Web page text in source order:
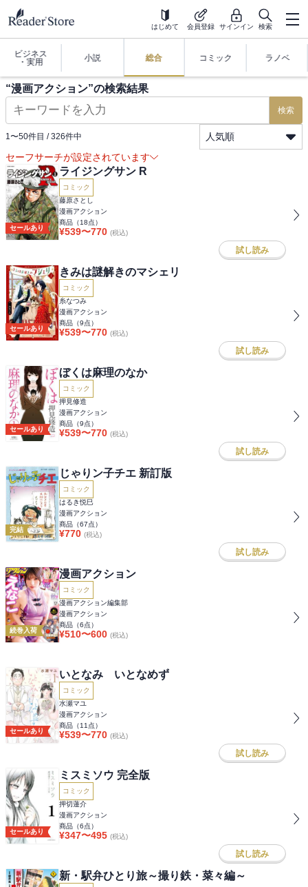
はじめて 会員登録 サインイン 検索
ビジネス
・実用
小説 総合 コミック ラノベ
“漫画アクション”の検索結果
検索
1〜50件目 / 326件中
人気順
セーフサーチが設定されています
セールあり
ライジングサン R
コミック
藤原さとし
漫画アクション
商品（18点）
¥539〜770 (税込)
試し読み
セールあり
きみは謎解きのマシェリ
コミック
糸なつみ
漫画アクション
商品（9点）
¥539〜770 (税込)
試し読み
セールあり
ぼくは麻理のなか
コミック
押見修造
漫画アクション
商品（9点）
¥539〜770 (税込)
試し読み
完結
じゃりン子チエ 新訂版
コミック
はるき悦巳
漫画アクション
商品（67点）
¥770 (税込)
試し読み
続巻入荷
漫画アクション
コミック
漫画アクション編集部
漫画アクション
商品（6点）
¥510〜600 (税込)
セールあり
いとなみ いとなめず
コミック
水瀬マユ
漫画アクション
商品（11 点）
¥539〜770 (税込)
試し読み
セールあり
ミスミソウ 完全版
コミック
押切蓮介
漫画アクション
商品（6点）
¥347〜495 (税込)
試し読み
新・駅弁ひとり旅～撮り鉄・菜々編～